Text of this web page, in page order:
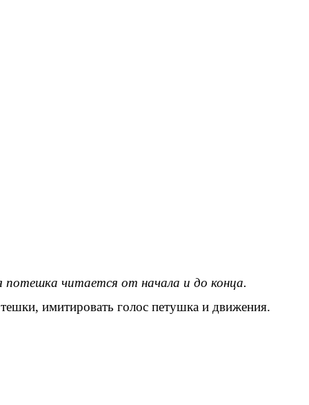
читается от начала и до конца.
имитировать голос петушка и движения.